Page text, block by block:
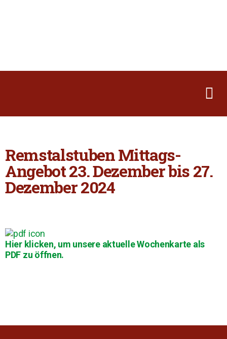
Remstalstuben Mittags-
Angebot 23. Dezember bis 27.
Dezember 2024
Hier klicken, um unsere aktuelle Wochenkarte als
PDF zu öffnen.